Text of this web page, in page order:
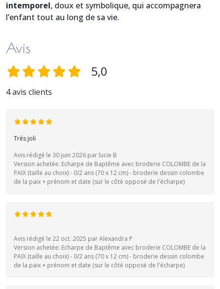
intemporel, doux et symbolique, qui accompagnera
l’enfant tout au long de sa vie.
Avis
5,0
4 avis clients
Très joli
Avis rédigé le 30 juin 2026 par lucie B
Version achetée: Echarpe de Baptême avec broderie COLOMBE de la
PAIX (taille au choix) - 0/2 ans (70 x 12 cm) - broderie dessin colombe
de la paix + prénom et date (sur le côté opposé de l'écharpe)
Avis rédigé le 22 oct. 2025 par Alexandra P
Version achetée: Echarpe de Baptême avec broderie COLOMBE de la
PAIX (taille au choix) - 0/2 ans (70 x 12 cm) - broderie dessin colombe
de la paix + prénom et date (sur le côté opposé de l'écharpe)